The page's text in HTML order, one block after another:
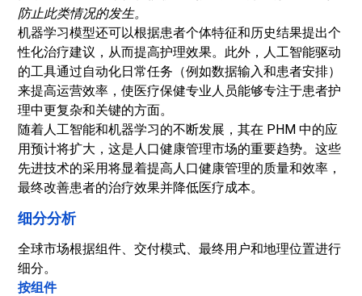
防止此类情况的发生。
机器学习模型还可以根据患者个体特征和历史结果提出个
性化治疗建议，从而提高护理效果。此外，人工智能驱动
的工具通过自动化日常任务（例如数据输入和患者安排）
来提高运营效率，使医疗保健专业人员能够专注于患者护
理中更复杂和关键的方面。
随着人工智能和机器学习的不断发展，其在 PHM 中的应
用预计将扩大，这是人口健康管理市场的重要趋势。这些
先进技术的采用将显着提高人口健康管理的质量和效率，
最终改善患者的治疗效果并降低医疗成本。
细分分析
全球市场根据组件、交付模式、最终用户和地理位置进行
细分。
按组件